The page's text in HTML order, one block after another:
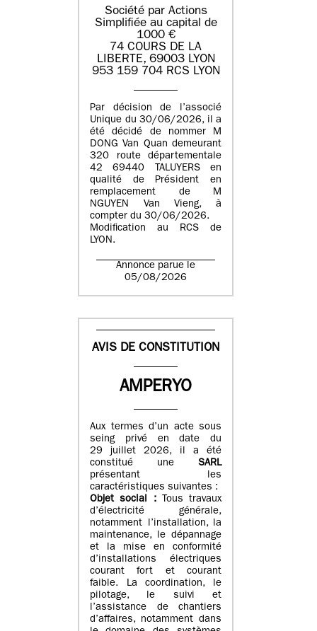
Société par Actions
Simplifiée au capital de
1000 €
74 COURS DE LA
LIBERTE, 69003 LYON
953 159 704 RCS LYON
Par décision de l’associé
Unique du 30/06/2026, il a
été décidé de nommer M
DONG Van Quan demeurant
320 route départementale
42 69440 TALUYERS en
qualité de Président en
remplacement de M
NGUYEN Van Vieng, à
compter du 30/06/2026.
Modification au RCS de
LYON.
Annonce parue le
05/08/2026
AVIS DE CONSTITUTION
AMPERYO
Aux termes d’un acte sous
seing privé en date du
29 juillet 2026, il a été
constitué une SARL
présentant les
caractéristiques suivantes :
Objet social :
Tous travaux
d’électricité générale,
notamment l’installation, la
maintenance, le dépannage
et la mise en conformité
d’installations électriques
courant fort et courant
faible. La coordination, le
pilotage, le suivi et
l’assistance de chantiers
d’affaires, notamment dans